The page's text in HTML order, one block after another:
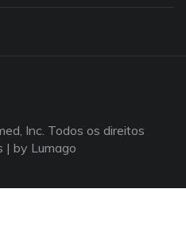
Inc. Todos os direitos
| by Lumago